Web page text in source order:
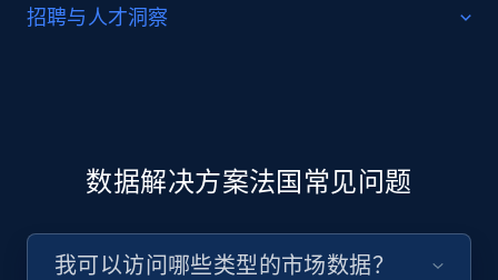
评估企业增长与行业趋势，以数据驱动决策。对冲基
立即购买
招聘与人才洞察
数据解决方案法国常见问题
我可以访问哪些类型的市场数据？